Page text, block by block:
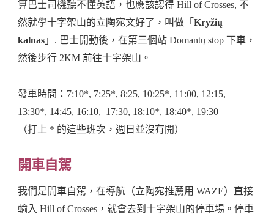
算巴士司機聽不懂英語，也應該認得 Hill of Crosses, 不
然就學十字架山的立陶宛文好了，叫做「 Kryžių
kalnas 」. 巴士開動後，在第三個站 Domantų stop 下車，
然後步行 2KM 前往十字架山。
發車時間：7:10*, 7:25*, 8:25, 10:25*, 11:00, 12:15,
13:30*, 14:45, 16:10, 17:30, 18:10*, 18:40*, 19:30
（打上 * 的這些班次，週日並沒有開）
開車自駕
我們是開車自駕，在導航（立陶宛推薦用 WAZE）直接
輸入 Hill of Crosses，就會去到十字架山的停車場。停車